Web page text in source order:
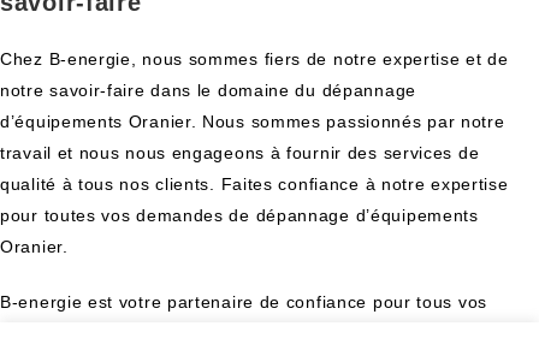
Chez B-energie, nous sommes fiers de notre expertise et de
notre savoir-faire dans le domaine du dépannage
d’équipements Oranier. Nous sommes passionnés par notre
travail et nous nous engageons à fournir des services de
qualité à tous nos clients. Faites confiance à notre expertise
pour toutes vos demandes de dépannage d’équipements
Oranier.
B-energie est votre partenaire de confiance pour tous vos